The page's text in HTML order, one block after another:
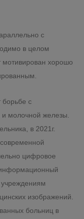
с
в целом
мотивирован хорошо
борьбе с
и молочной железы.
в 2021г.
цифровое
учреждениям
изображений.
больниц в